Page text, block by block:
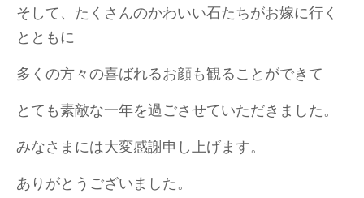
そして、たくさんのかわいい石たちがお嫁に行く
とともに
多くの方々の喜ばれるお顔も観ることができて
とても素敵な一年を過ごさせていただきました。
みなさまには大変感謝申し上げます。
ありがとうございました。